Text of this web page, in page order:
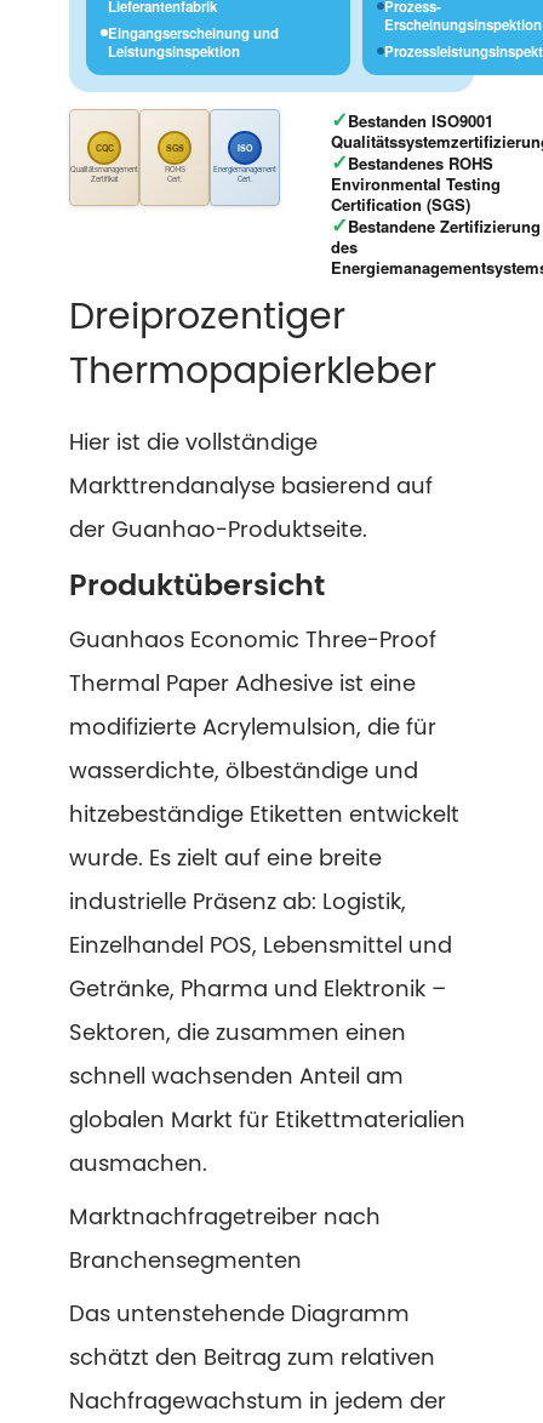
Lieferantenfabrik
Eingangserscheinung und
Leistungsinspektion
Prozess-
Erscheinungsinspektion
CQC
Qualitätsmanagement
Zertifikat
SGS
ROHS
Cert.
ISO
Energiemanagement
Cert.
✓Bestanden ISO9001
✓Bestandenes ROHS
Environmental Testing
Certification (SGS)
✓Bestandene Zertifizierung
des
Dreiprozentiger
Thermopapierkleber
Hier ist die vollständige
Markttrendanalyse basierend auf
der Guanhao-Produktseite.
Produktübersicht
Guanhaos Economic Three-Proof
Thermal Paper Adhesive ist eine
modifizierte Acrylemulsion, die für
wasserdichte, ölbeständige und
hitzebeständige Etiketten entwickelt
wurde. Es zielt auf eine breite
industrielle Präsenz ab: Logistik,
Einzelhandel POS, Lebensmittel und
Getränke, Pharma und Elektronik –
Sektoren, die zusammen einen
schnell wachsenden Anteil am
globalen Markt für Etikettmaterialien
ausmachen.
Marktnachfragetreiber nach
Branchensegmenten
Das untenstehende Diagramm
schätzt den Beitrag zum relativen
Nachfragewachstum in jedem der